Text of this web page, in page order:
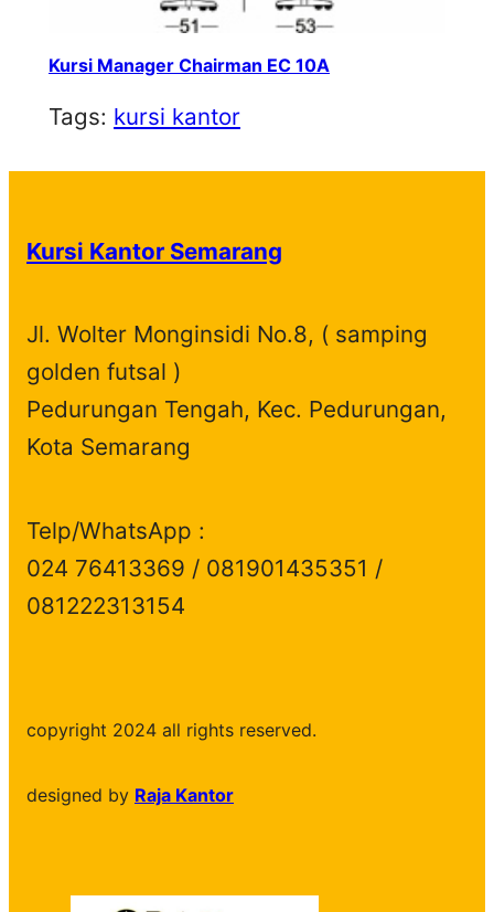
Kursi Manager Chairman EC 10A
Tags: kursi kantor
Kursi Kantor Semarang
Jl. Wolter Monginsidi No.8, ( samping
golden futsal )
Pedurungan Tengah, Kec. Pedurungan,
Kota Semarang
Telp/WhatsApp :
024 76413369 / 081901435351 /
081222313154
copyright 2024 all rights reserved.
designed by Raja Kantor